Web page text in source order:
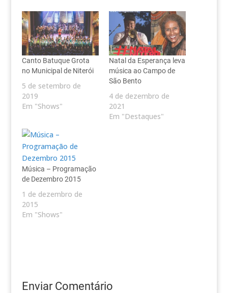
Canto Batuque Grota
no Municipal de Niterói
5 de setembro de
2019
Em "Shows"
Natal da Esperança leva
música ao Campo de
São Bento
4 de dezembro de
2021
Em "Destaques"
Música – Programação
de Dezembro 2015
1 de dezembro de
2015
Em "Shows"
Enviar Comentário